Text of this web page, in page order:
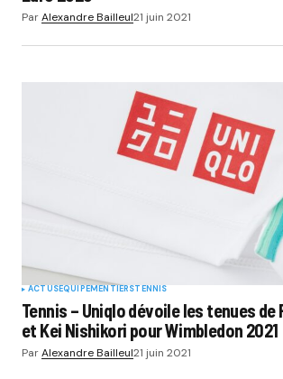
ParAlexandre Bailleul21 juin 2021
ACTUSEQUIPEMENTIERSTENNIS
Tennis – Uniqlo dévoile les tenues de
et Kei Nishikori pour Wimbledon 2021
ParAlexandre Bailleul21 juin 2021